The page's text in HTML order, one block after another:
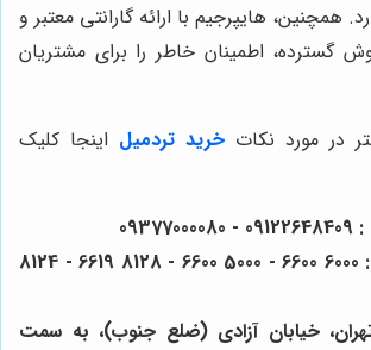
همچنین، هایپرجیم با ارائه گارانتی معتبر و
گسترده، اطمینان خاطر را برای مشتریان
در مورد نکات خرید تردمیل اینجا کلیک
شماره دفتر مرکزی : 6000 6600 - 5000 6600 - 8128 6619 - 8124
خیابان آزادی (ضلع جنوب)، به سمت